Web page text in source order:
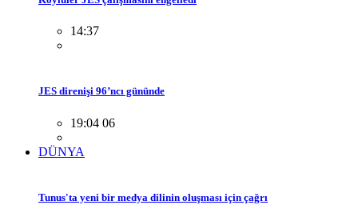
14:37
JES direnişi 96’ncı gününde
19:04 06
DÜNYA
Tunus'ta yeni bir medya dilinin oluşması için çağrı